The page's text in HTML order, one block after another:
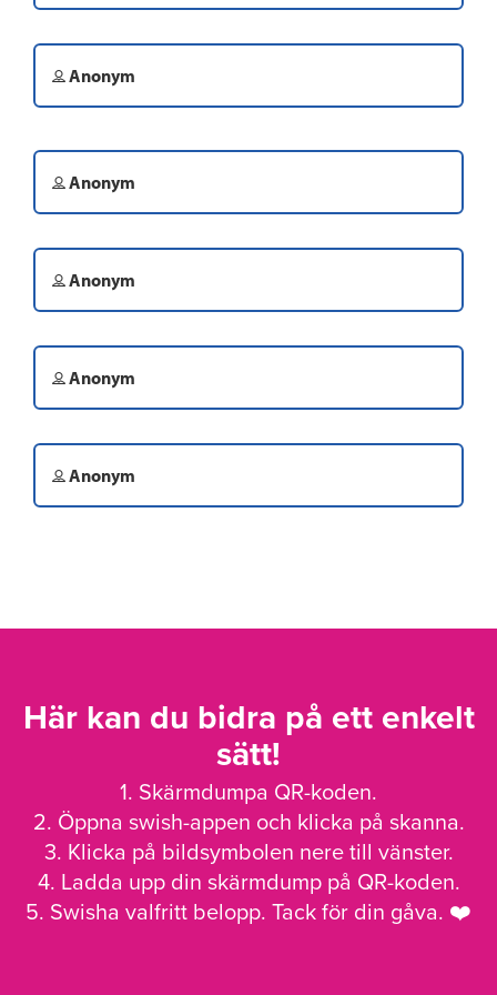
Anonym
Anonym
Anonym
Anonym
Anonym
Här kan du bidra på ett enkelt
sätt!
1. Skärmdumpa QR-koden.
2. Öppna swish-appen och klicka på skanna.
3. Klicka på bildsymbolen nere till vänster.
4. Ladda upp din skärmdump på QR-koden.
5. Swisha valfritt belopp. Tack för din gåva. ❤️